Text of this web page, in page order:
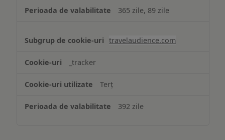
365 zile, 89 zile
travelaudience.com
_tracker
Terț
392 zile